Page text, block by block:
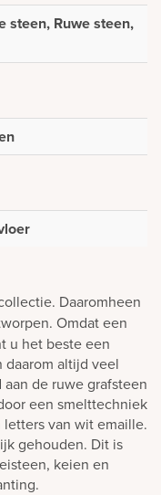
steen, Ruwe steen,
Daaromheen
Omdat een
u het beste een
altijd veel
de ruwe grafsteen
een smelttechniek
van wit emaille.
gehouden. Dit is
keien en